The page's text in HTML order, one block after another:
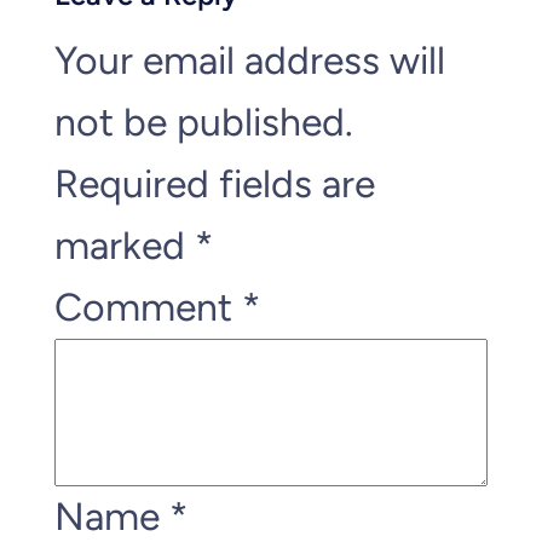
Your email address will
not be published.
Required fields are
marked *
Comment *
Name *